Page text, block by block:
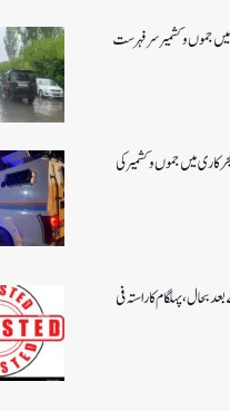
جموں و کشمیر سرفہرست
میں جموں و کشمیر کی
کے بعد بحال،پہلگام کا راستہ فی